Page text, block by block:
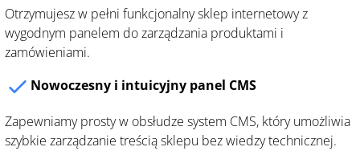
Otrzymujesz w pełni funkcjonalny sklep internetowy z
wygodnym panelem do zarządzania produktami i
zamówieniami.
Nowoczesny i intuicyjny panel CMS
Zapewniamy prosty w obsłudze system CMS, który umożliwia
szybkie zarządzanie treścią sklepu bez wiedzy technicznej.